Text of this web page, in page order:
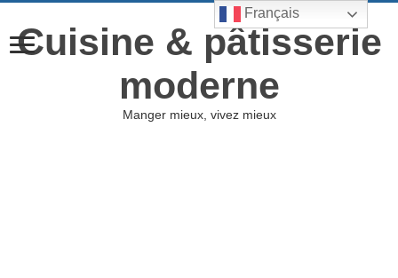
Cuisine & pâtisserie
moderne
Manger mieux, vivez mieux
Français